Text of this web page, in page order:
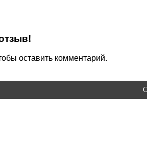
оставить комментарий.